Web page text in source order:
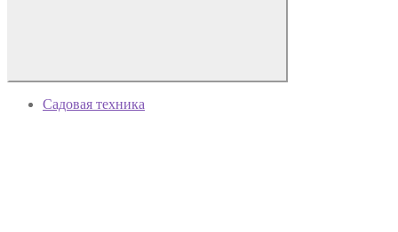
Садовая техника